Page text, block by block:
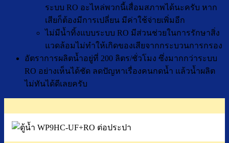
ระบบ RO อะไหล่พวกนี้เสื่อมสภาพได้นะครับ หาก
เสียก็ต้องมีการเปลี่ยน มีค่าใช้จ่ายเพิ่มอีก
ไม่มีน้ำทิ้งแบบระบบ RO มีส่วนช่วยในการรักษาสิ่ง
แวดล้อมไม่ทำให้เกิดของเสียจากกระบวนการกรอง
อัตราการผลิตน้ำอยู่ที่ 200 ลิตร/ชั่วโมง ซึ่งมากกว่าระบบ
RO อย่างเห็นได้ชัด ลดปัญหาเรื่องคนกดน้ำ แล้วน้ำผลิต
ไม่ทันได้ดีเลยครับ